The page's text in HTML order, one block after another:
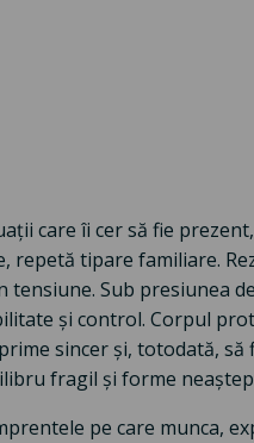
care îi cer să fie
repetă tipare familiare.
Sub presiunea
și control. Corpul
sincer și, totodată, să
fragil și forme
pe care munca,